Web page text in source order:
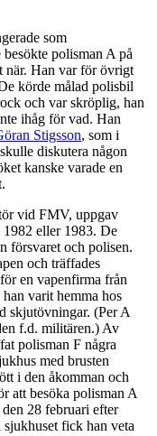
som
polisman A på
när. Han var för övrigt
körde målad polisbil
och var skröplig, han
ihåg för vad. Han
Stigsson, som i
diskutera någon
kanske varade en
vid FMV, uppgav
1982 eller 1983. De
försvaret och polisen.
och träffades
en vapenfirma från
varit hemma hos
skjutövningar. (Per A
f.d. militären.) Av
polisman F några
med brusten
i den åkomman och
att besöka polisman A
28 februari efter
fick han veta